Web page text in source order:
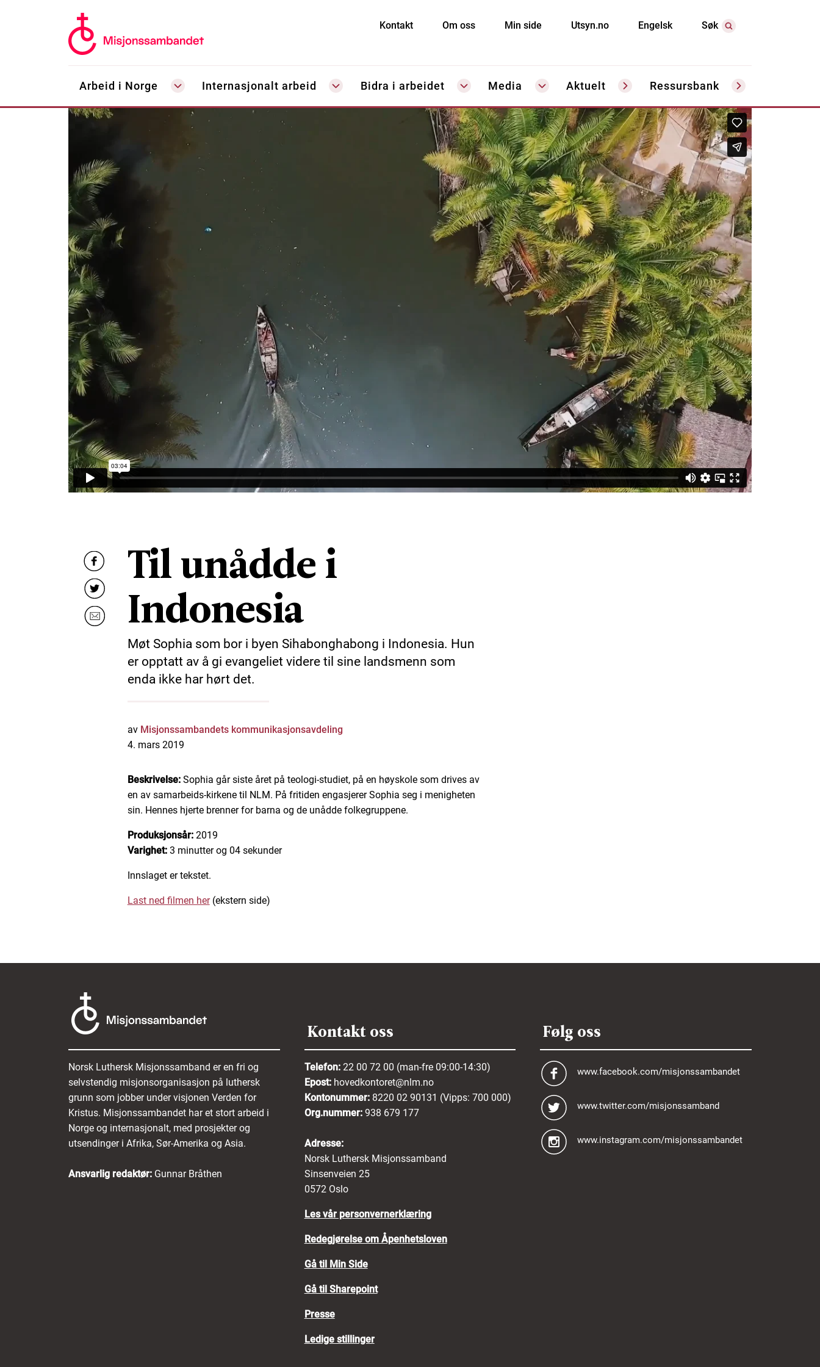
Kontakt Om oss Min side Utsyn.no Engelsk Søk
Arbeid i Norge Internasjonalt arbeid Bidra i arbeidet Media Aktuelt Ressursbank
Til unådde i
Indonesia
Møt Sophia som bor i byen Sihabonghabong i Indonesia. Hun
er opptatt av å gi evangeliet videre til sine landsmenn som
enda ikke har hørt det.
av Misjonssambandets kommunikasjonsavdeling
4. mars 2019
Beskrivelse: Sophia går siste året på teologi-studiet, på en høyskole som drives av
en av samarbeids-kirkene til NLM. På fritiden engasjerer Sophia seg i menigheten
sin. Hennes hjerte brenner for barna og de unådde folkegruppene.
Produksjonsår:2019
Varighet:3 minutter og 04 sekunder
Innslaget er tekstet.
Last ned filmen her(ekstern side)
Norsk Luthersk Misjonssamband er en fri og
selvstendig misjonsorganisasjon på luthersk
grunn som jobber under visjonen Verden for
Kristus. Misjonssambandet har et stort arbeid i
Norge og internasjonalt, med prosjekter og
utsendinger i Afrika, Sør-Amerika og Asia.
Ansvarlig redaktør: Gunnar Bråthen
Kontakt oss
Telefon: 22 00 72 00 (man-fre 09:00-14:30)
Epost: hovedkontoret@nlm.no
Kontonummer: 8220 02 90131 (Vipps: 700 000)
Org.nummer: 938 679 177
Adresse:
Norsk Luthersk Misjonssamband
Sinsenveien 25
0572 Oslo
Les vår personvernerklæring
Redegjørelse om Åpenhetsloven
Gå til Min Side
Gå til Sharepoint
Presse
Ledige stillinger
Følg oss
www.facebook.com/misjonssambandet
www.twitter.com/misjonssamband
www.instagram.com/misjonssambandet